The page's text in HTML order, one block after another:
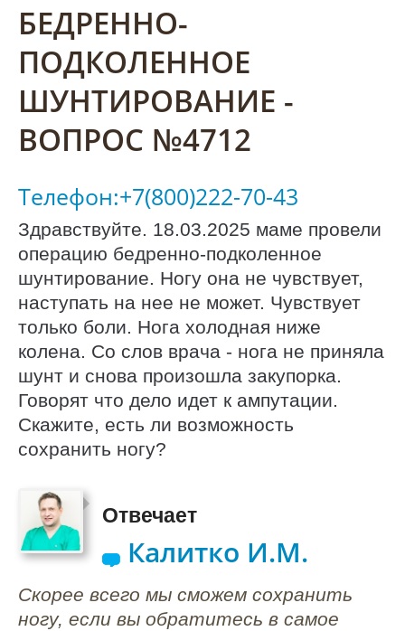
БЕДРЕННО-
ПОДКОЛЕННОЕ
ШУНТИРОВАНИЕ -
ВОПРОС №4712
Телефон:+7(800)222-70-43
Здравствуйте. 18.03.2025 маме провели
операцию бедренно-подколенное
шунтирование. Ногу она не чувствует,
наступать на нее не может. Чувствует
только боли. Нога холодная ниже
колена. Со слов врача - нога не приняла
шунт и снова произошла закупорка.
Говорят что дело идет к ампутации.
Скажите, есть ли возможность
сохранить ногу?
Отвечает
Калитко И.М.
Скорее всего мы сможем сохранить
ногу, если вы обратитесь в самое